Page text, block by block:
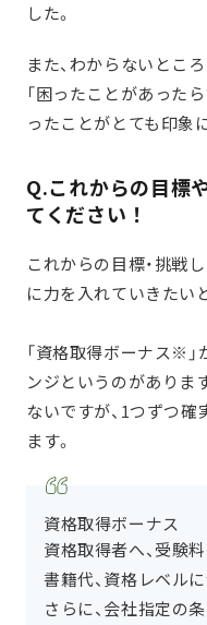
した。
また、わからないとこ
「困ったことがあった
ったことがとても印象
Q.これからの目標
てください！
これからの目標・挑戦
に力を入れていきたい
「資格取得ボーナス※
ンジというのがありま
ないですが、1つずつ
ます。
資格取得ボーナス
資格取得者へ、受験
書籍代、資格レベル
さらに、会社指定の